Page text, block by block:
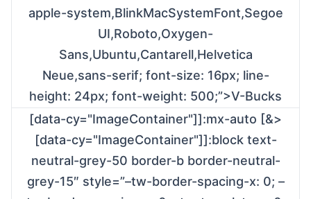
apple-system,BlinkMacSystemFont,Segoe
UI,Roboto,Oxygen-
Sans,Ubuntu,Cantarell,Helvetica
Neue,sans-serif; font-size: 16px; line-
height: 24px; font-weight: 500;”>V-Bucks
[data-cy="ImageContainer"]]:mx-auto [&>
[data-cy="ImageContainer"]]:block text-
neutral-grey-50 border-b border-neutral-
grey-15″ style=”–tw-border-spacing-x: 0; –